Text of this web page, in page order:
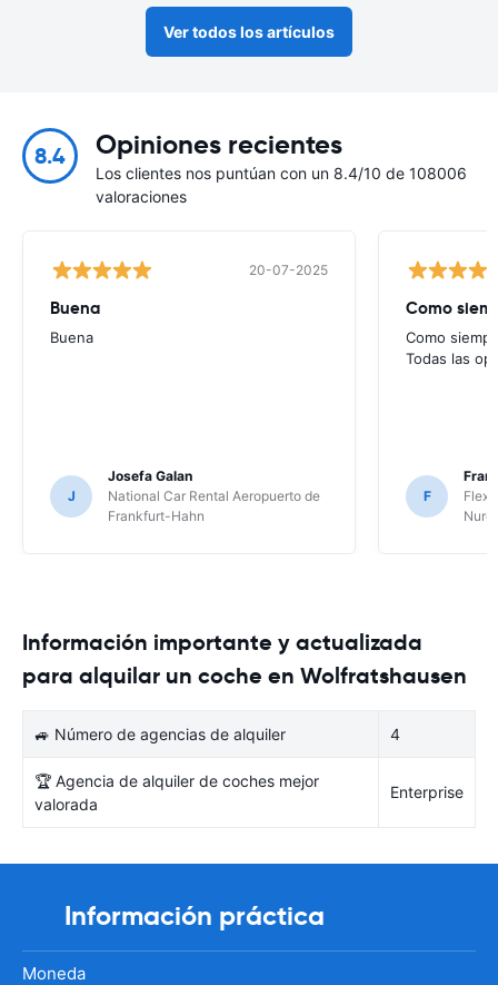
Ver todos los artículos
8.4 Opiniones recientes
Los clientes nos puntúan con un 8.4/10 de 108006
valoraciones
20-07-2025
Buena
Buena
J
Josefa Galan
National Car Rental Aeropuerto de
Frankfurt-Hahn
Como
Como
Todas las
F
Flex
Información importante y actualizada
para alquilar un coche en Wolfratshausen
🚙 Número de agencias de alquiler 4
🏆 Agencia de alquiler de coches mejor
valorada
Enterprise
Información práctica
Moneda